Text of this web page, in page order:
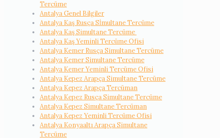
Tercüme
Antalya Genel Bilgiler
Antalya Kaş Rusça Sİmultane Tercüme
Antalya Kaş Simultane Tercüme
Antalya Kaş Yeminli Tercüme Ofisi
Antalya Kemer Rusça Simultane Tercüme
Antalya Kemer Simultane Tercüme
Antalya Kemer Yeminli Tercüme Ofisi
Antalya Kepez Arapça Simultane Tercüme
Antalya Kepez Arapça Tercüman
Antalya Kepez Rusça Simultane Tercüme
Antalya Kepez Simultane Tercüman
Antalya Kepez Yeminli Tercüme Ofisi
Antalya Konyaaltı Arapça Simultane
Tercüme